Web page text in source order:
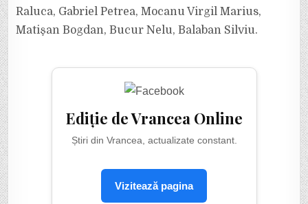
Raluca, Gabriel Petrea, Mocanu Virgil Marius,
Matişan Bogdan, Bucur Nelu, Balaban Silviu.
Ediție de Vrancea Online
Știri din Vrancea, actualizate constant.
Vizitează pagina